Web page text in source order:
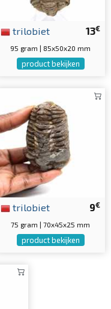
13€
trilobiet
95 gram | 85x50x20 mm
product bekijken
9€
trilobiet
75 gram | 70x45x25 mm
product bekijken